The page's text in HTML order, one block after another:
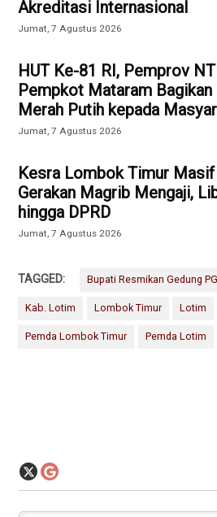
Akreditasi Internasional
Jumat, 7 Agustus 2026
HUT Ke-81 RI, Pemprov
Pempkot Mataram Bagikan
Merah Putih kepada
Jumat, 7 Agustus 2026
Kesra Lombok Timur
Gerakan Magrib Mengaji,
hingga DPRD
Jumat, 7 Agustus 2026
TAGGED: Bupati Resmikan Gedung
Kab. Lotim Lombok Timur Lotim
Pemda Lombok Timur Pemda Lotim